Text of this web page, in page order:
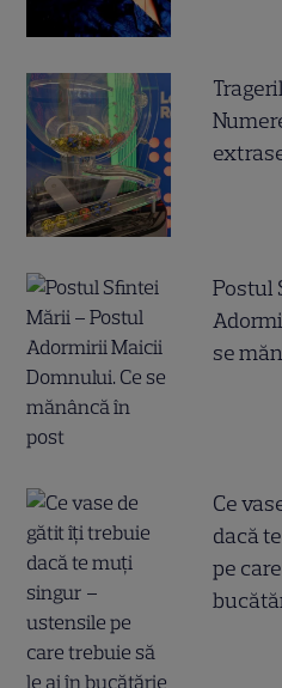
Postul
se
Ce
dacă
pe